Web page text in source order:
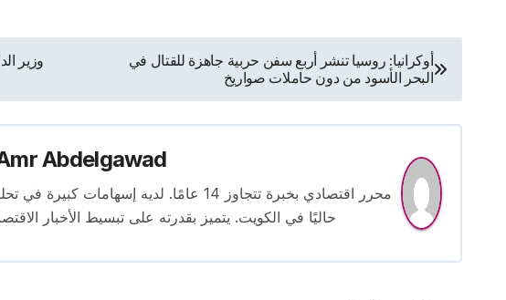
تصفّح
المقالات
أوكرانيا: روسيا تنشر أربع سفن حربية جاهزة للقتال في
البحر الأسود من دون حاملات صواريخ
وزير
Abdelgawad
محرر اقتصادي بخبرة تتجاوز 14 عامًا. لديه
حاليًا في الكويت. يتميز بقدرته على تبسيط الأخبار